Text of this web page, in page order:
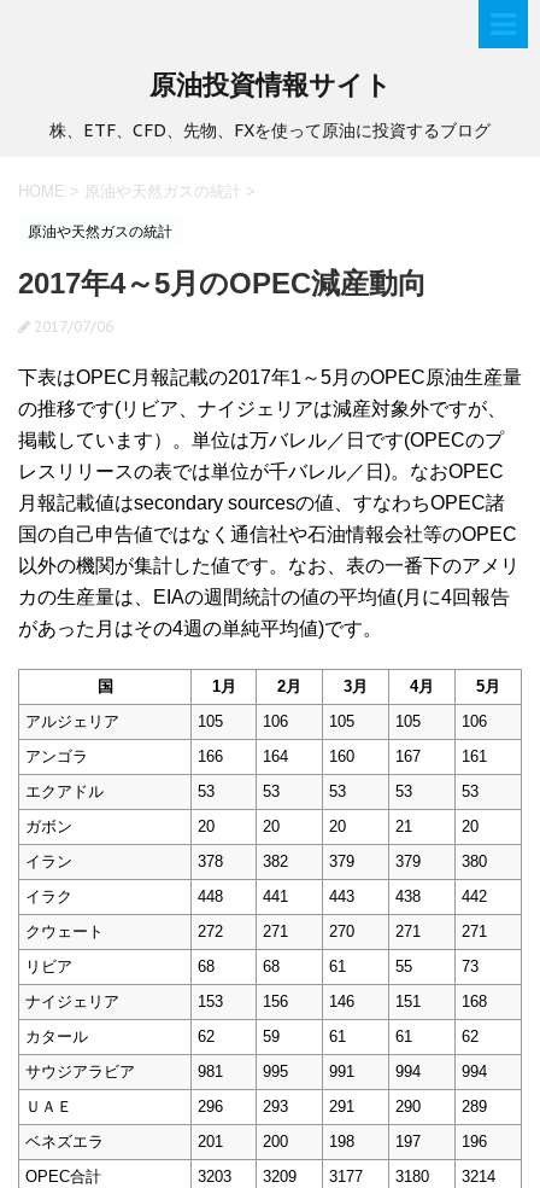
原油投資情報サイト
株、ETF、CFD、先物、FXを使って原油に投資するブログ
HOME > 原油や天然ガスの統計 >
原油や天然ガスの統計
2017年4～5月のOPEC減産動向
2017/07/06
下表はOPEC月報記載の2017年1～5月のOPEC原油生産量
の推移です(リビア、ナイジェリアは減産対象外ですが、
掲載しています）。単位は万バレル／日です(OPECのプ
レスリリースの表では単位が千バレル／日)。なおOPEC
月報記載値はsecondary sourcesの値、すなわちOPEC諸
国の自己申告値ではなく通信社や石油情報会社等のOPEC
以外の機関が集計した値です。なお、表の一番下のアメリ
カの生産量は、EIAの週間統計の値の平均値(月に4回報告
があった月はその4週の単純平均値)です。
国 1月 2月 3月 4月
5月
アルジェリア
105 106 105 105
106
アンゴラ
166 164 160 167
161
エクアドル
53 53 53 53
53
ガボン
20 20 20 21
20
イラン
378 382 379 379
380
イラク
448 441 443 438
442
クウェート
272 271 270 271
271
リビア
68 68 61 55
73
ナイジェリア
153 156 146 151
168
カタール
62 59 61 61
62
サウジアラビア
981 995 991 994
994
ＵＡＥ
296 293 291 290
289
ベネズエラ
201 200 198 197
196
OPEC合計
3203 3209 3177 3180
3214